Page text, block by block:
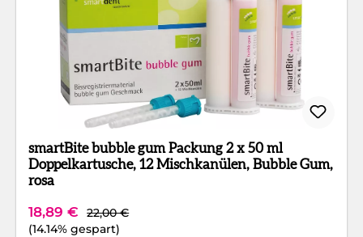
smartBite bubble gum Packung 2 x 50 ml
Doppelkartusche, 12 Mischkanülen, Bubble Gum,
rosa
Verkaufspreis:
18,89 € Regulärer Preis:
22,00 €
(14.14% gespart)